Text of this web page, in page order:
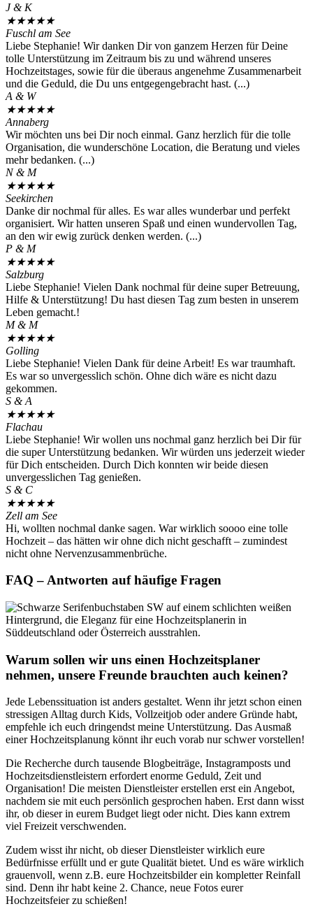
J & K
★★★★★
Fuschl am See
Liebe Stephanie! Wir danken Dir von ganzem Herzen für Deine
tolle Unterstützung im Zeitraum bis zu und während unseres
Hochzeitstages, sowie für die überaus angenehme Zusammenarbeit
und die Geduld, die Du uns entgegengebracht hast. (...)
A & W
★★★★★
Annaberg
Wir möchten uns bei Dir noch einmal. Ganz herzlich für die tolle
Organisation, die wunderschöne Location, die Beratung und vieles
mehr bedanken. (...)
N & M
★★★★★
Seekirchen
Danke dir nochmal für alles. Es war alles wunderbar und perfekt
organisiert. Wir hatten unseren Spaß und einen wundervollen Tag,
an den wir ewig zurück denken werden. (...)
P & M
★★★★★
Salzburg
Liebe Stephanie! Vielen Dank nochmal für deine super Betreuung,
Hilfe & Unterstützung! Du hast diesen Tag zum besten in unserem
Leben gemacht.!
M & M
★★★★★
Golling
Liebe Stephanie! Vielen Dank für deine Arbeit! Es war traumhaft.
Es war so unvergesslich schön. Ohne dich wäre es nicht dazu
gekommen.
S & A
★★★★★
Flachau
Liebe Stephanie! Wir wollen uns nochmal ganz herzlich bei Dir für
die super Unterstützung bedanken. Wir würden uns jederzeit wieder
für Dich entscheiden. Durch Dich konnten wir beide diesen
unvergesslichen Tag genießen.
S & C
★★★★★
Zell am See
Hi, wollten nochmal danke sagen. War wirklich soooo eine tolle
Hochzeit – das hätten wir ohne dich nicht geschafft – zumindest
nicht ohne Nervenzusammenbrüche.
FAQ – Antworten auf häufige Fragen
Warum sollen wir uns einen Hochzeitsplaner
nehmen, unsere Freunde brauchten auch keinen?
Jede Lebenssituation ist anders gestaltet. Wenn ihr jetzt schon einen
stressigen Alltag durch Kids, Vollzeitjob oder andere Gründe habt,
empfehle ich euch dringendst meine Unterstützung. Das Ausmaß
einer Hochzeitsplanung könnt ihr euch vorab nur schwer vorstellen!
Die Recherche durch tausende Blogbeiträge, Instagramposts und
Hochzeitsdienstleistern erfordert enorme Geduld, Zeit und
Organisation! Die meisten Dienstleister erstellen erst ein Angebot,
nachdem sie mit euch persönlich gesprochen haben. Erst dann wisst
ihr, ob dieser in eurem Budget liegt oder nicht. Dies kann extrem
viel Freizeit verschwenden.
Zudem wisst ihr nicht, ob dieser Dienstleister wirklich eure
Bedürfnisse erfüllt und er gute Qualität bietet. Und es wäre wirklich
grauenvoll, wenn z.B. eure Hochzeitsbilder ein kompletter Reinfall
sind. Denn ihr habt keine 2. Chance, neue Fotos eurer
Hochzeitsfeier zu schießen!